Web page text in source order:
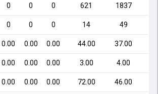
0 0 0 621 1837
0 0 0 14 49
0.00 0.00 0.00 44.00 37.00
0.00 0.00 0.00 3.00 4.00
0.00 0.00 0.00 72.00 46.00